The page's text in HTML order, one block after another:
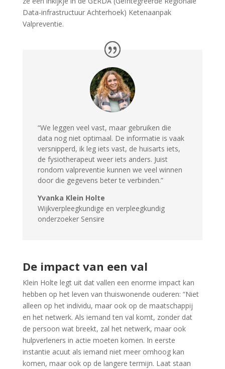
Data-infrastructuur Achterhoek) Ketenaanpak
Valpreventie.
“We leggen veel vast, maar gebruiken die
data nog niet optimaal. De informatie is vaak
versnipperd, ik leg iets vast, de huisarts iets,
de fysiotherapeut weer iets anders. Juist
rondom valpreventie kunnen we veel winnen
door die gegevens beter te verbinden.”
Yvanka Klein Holte
Wijkverpleegkundige en verpleegkundig
onderzoeker Sensire
De impact van een val
Klein Holte legt uit dat vallen een enorme impact kan
hebben op het leven van thuiswonende ouderen: “Niet
alleen op het individu, maar ook op de maatschappij
en het netwerk. Als iemand ten val komt, zonder dat
de persoon wat breekt, zal het netwerk, maar ook
hulpverleners in actie moeten komen. In eerste
instantie acuut als iemand niet meer omhoog kan
komen, maar ook op de langere termijn. Laat staan